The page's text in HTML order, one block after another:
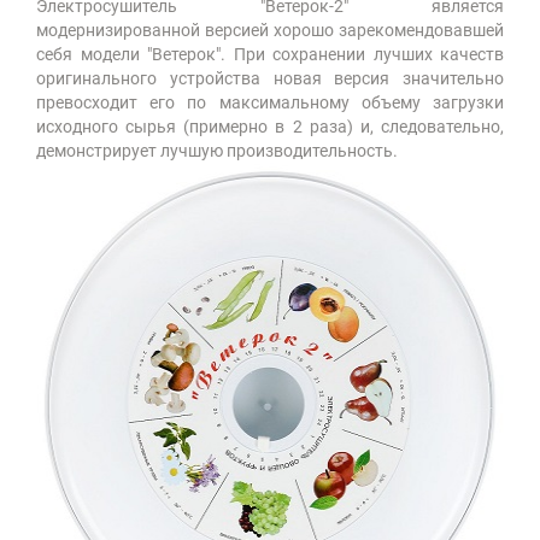
Электросушитель "Ветерок-2" является
модернизированной версией хорошо зарекомендовавшей
себя модели "Ветерок". При сохранении лучших качеств
оригинального устройства новая версия значительно
превосходит его по максимальному объему загрузки
исходного сырья (примерно в 2 раза) и, следовательно,
демонстрирует лучшую производительность.